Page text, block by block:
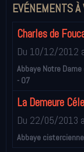
EVÉNEMENTS À
Charles de
Du 10/12/2012
Abbaye Notre
- 07
La Demeure
Du 22/05/2013
Abbaye